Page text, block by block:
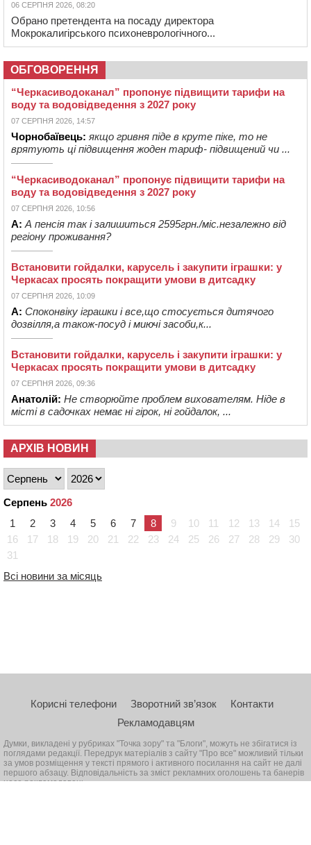
06 СЕРПНЯ 2026, 08:20
Обрано претендента на посаду директора
Мокрокалигірського психоневрологічного...
ОБГОВОРЕННЯ
“Черкасиводоканал” пропонує підвищити тарифи на
воду та водовідведення з 2027 року
07 СЕРПНЯ 2026, 14:57
Чорнобаївець: якщо гривня піде в круте піке, то не
врятують ці підвищення жоден тариф- підвищений чи ...
“Черкасиводоканал” пропонує підвищити тарифи на
воду та водовідведення з 2027 року
07 СЕРПНЯ 2026, 10:56
А: А пенсія так і залишиться 2595грн./міс.незалежно від
регіону проживання?
Встановити гойдалки, карусель і закупити іграшки: у
Черкасах просять покращити умови в дитсадку
07 СЕРПНЯ 2026, 10:09
А: Споконвіку іграшки і все,що стосується дитячого
дозвілля,а також-посуд і миючі засоби,к...
Встановити гойдалки, карусель і закупити іграшки: у
Черкасах просять покращити умови в дитсадку
07 СЕРПНЯ 2026, 09:36
Анатолій: Не створюйте проблем вихователям. Ніде в
місті в садочках немає ні гірок, ні гойдалок, ...
АРХІВ НОВИН
Серпень 2026
1
2 3 4 5 6 7 8 9 10 11 12 13 14
15
16
17 18 19 20 21 22 23 24 25 26 27 28 29
30
31
Всі новини за місяць
Корисні телефони Зворотний зв’язок
Контакти
Рекламодавцям
Думки, викладені у рубриках "Точка зору" та "Блоги", можуть не збігатися із
поглядами редакції. Передрук матеріалів з сайту "Про все" можливий тільки
за умов розміщення у тексті прямого і активного посилання на сайт не далі
першого абзацу. Відповідальність за зміст рекламних оголошень та банерів
несе рекламодавець